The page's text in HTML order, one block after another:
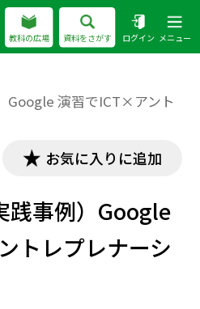
教科の広場 資料をさがす ログイン メニュー
Google 演習でICT×アント
お気に入りに追加
践事例）Google
トレプレナーシ